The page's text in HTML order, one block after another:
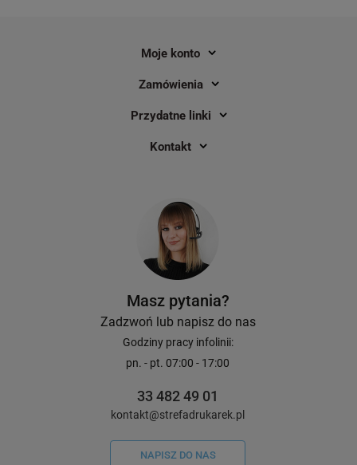
Etykiety Specmark C33S045540 102 x
76 mm 415 szt. / high gloss / do
drukarek Epson ColorWorks
DO KOSZYKA 63,00 zł
Moje konto
Zamówienia
Przydatne linki
Kontakt
Masz pytania?
Zadzwoń lub napisz do nas
Godziny pracy infolinii:
pn. - pt. 07:00 - 17:00
33 482 49 01
kontakt@strefadrukarek.pl
NAPISZ DO NAS